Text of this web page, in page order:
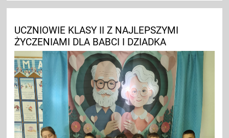
UCZNIOWIE KLASY II Z NAJLEPSZYMI
ŻYCZENIAMI DLA BABCI I DZIADKA